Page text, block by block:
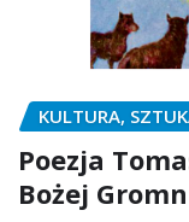
KULTURA,
Poezja
Bożej